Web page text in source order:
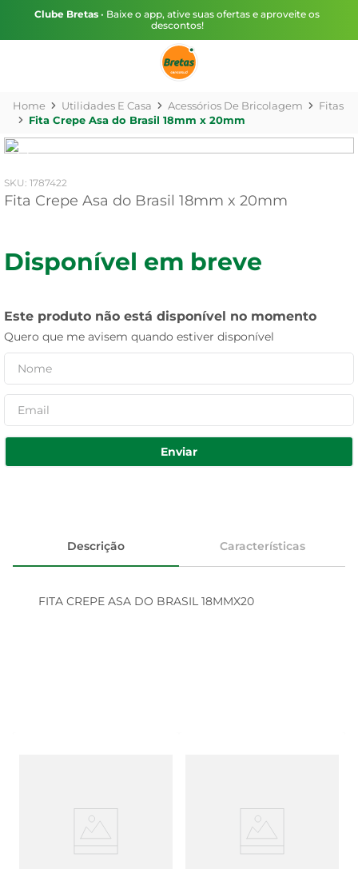
Clube Bretas • Baixe o app, ative suas ofertas e aproveite os
descontos!
Utilidades E Casa Acessórios De Bricolagem
Fitas
Fita Crepe Asa do Brasil 18mm x 20mm
: 1787422
Fita Crepe Asa do Brasil 18mm x 20mm
Disponível em breve
Este produto não está disponível no momento
Quero que me avisem quando estiver disponível
Enviar
Descrição Características
FITA CREPE ASA DO BRASIL 18MMX20